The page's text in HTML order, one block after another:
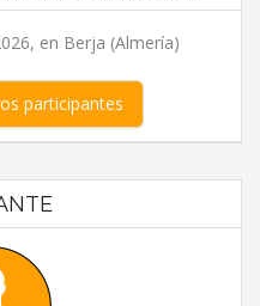
en Berja (Almería)
participantes